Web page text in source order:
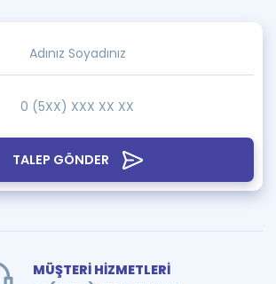
TALEP GÖNDER
MÜŞTERİ HİZMETLERİ